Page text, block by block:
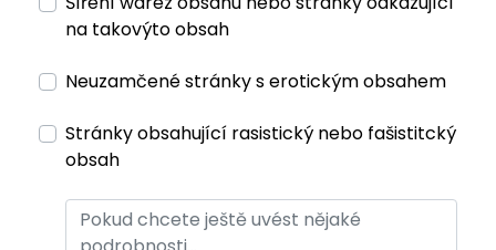
na takovýto obsah
Neuzamčené stránky s erotickým obsahem
Stránky obsahující rasistický nebo fašistitcký
obsah